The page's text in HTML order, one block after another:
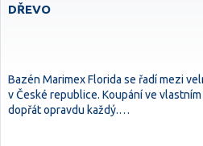
DŘEVO
Bazén Marimex Florida se řadí mezi
v České republice. Koupání ve
dopřát opravdu každý.…